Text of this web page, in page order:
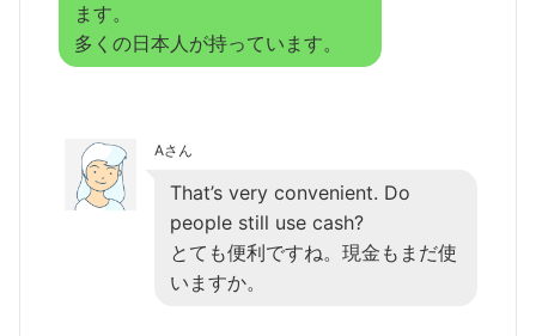
ます。
多くの日本人が持っています。
Aさん
That’s very convenient. Do
people still use cash?
とても便利ですね。現金もまだ使
いますか。